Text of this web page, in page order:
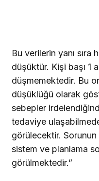
Bu verilerin yanı sıra
düşüktür. Kişi başı 1
düşmemektedir. Bu
düşüklüğü olarak
sebepler
tedaviye
görülecektir.
sistem ve planlama
görülmektedir.”